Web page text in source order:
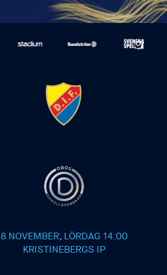
8 NOVEMBER, LÖRDAG 14:00
KRISTINEBERGS IP